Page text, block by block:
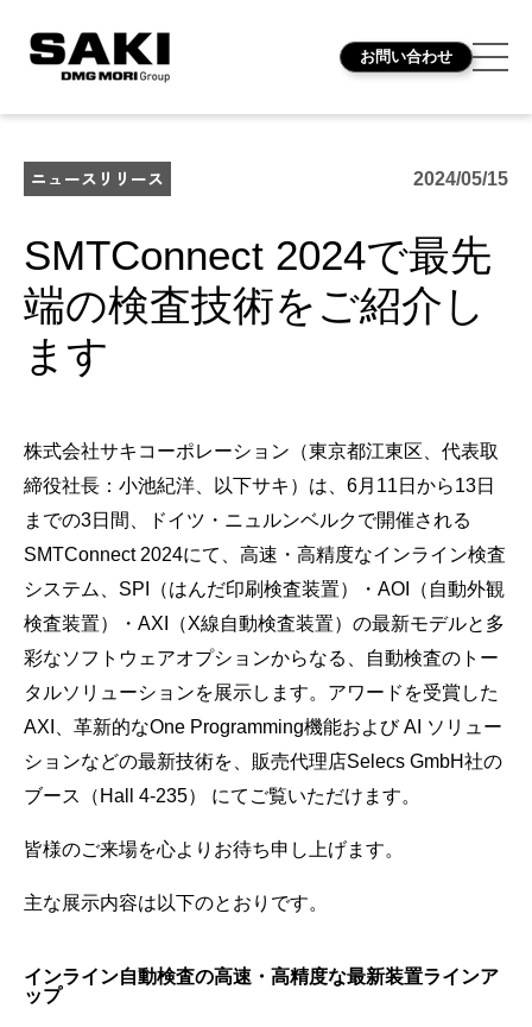
お問い合わせ
ニュースリリース 2024/05/15
SMTConnect 2024で最先
端の検査技術をご紹介し
ます
株式会社サキコーポレーション（東京都江東区、代表取
締役社長：小池紀洋、以下サキ）は、6月11日から13日
までの3日間、ドイツ・ニュルンベルクで開催される
SMTConnect 2024にて、高速・高精度なインライン検査
システム、SPI（はんだ印刷検査装置）・AOI（自動外観
検査装置）・AXI（X線自動検査装置）の最新モデルと多
彩なソフトウェアオプションからなる、自動検査のトー
タルソリューションを展示します。アワードを受賞した
AXI、革新的なOne Programming機能および AI ソリュー
ションなどの最新技術を、販売代理店Selecs GmbH社の
ブース（Hall 4-235） にてご覧いただけます。
皆様のご来場を心よりお待ち申し上げます。
主な展示内容は以下のとおりです。
インライン自動検査の高速・高精度な最新装置ラインア
ップ